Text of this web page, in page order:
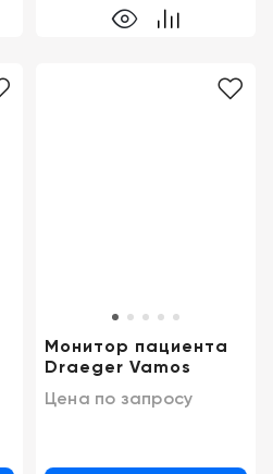
Монитор пациента
Draeger Vamos
Цена по запросу